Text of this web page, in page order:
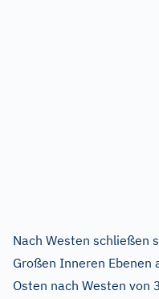
Nach Westen schließen
Großen Inneren Ebenen
Osten nach Westen von